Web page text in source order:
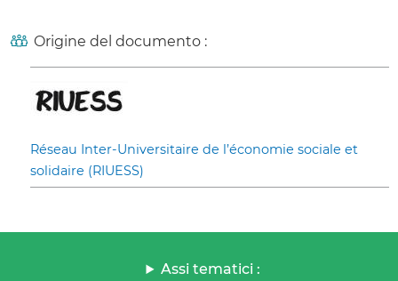
Origine del documento :
Réseau Inter-Universitaire de l’économie sociale et
solidaire (RIUESS)
Assi tematici :